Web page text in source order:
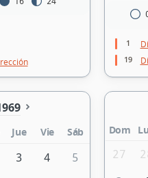
1
19
Jue Vie
Sáb
3 4 5
Dom
27